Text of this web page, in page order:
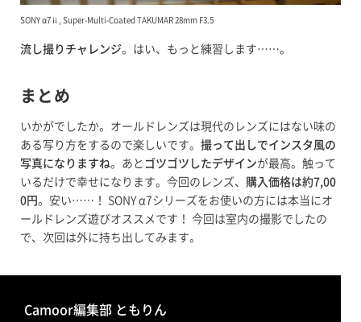
SONY α7ⅱ, Super-Multi-Coated TAKUMAR 28mm F3.5
流し撮りチャレンジ。はい、もっと練習します……。
まとめ
いかがでしたか。オールドレンズは現代のレンズにはない味の
ある写り方をするので楽しいです。 撮って出しでインスタ風の
写真になりますね。あと ゴツゴツしたデザインが最高。触って
いるだけで幸せになります。今回のレンズ、
購入価格は約7,00
0円 。安い……！ SONY α7シリーズをお使いの方には本当にオ
ールドレンズ遊びオススメです！ 今回は室内の撮影でしたの
で、次回は外に持ち出してみます。
Camoor編集部 ともりん